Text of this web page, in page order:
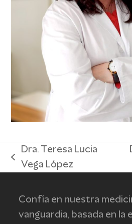
previous
Dra. Teresa Lucia
Vega López
Confía en nuestra
vanguardia, basada en la